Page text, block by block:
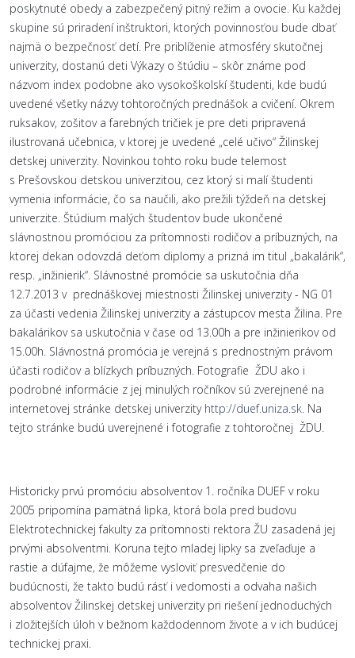
poskytnuté obedy a zabezpečený pitný režim a ovocie. Ku každej
skupine sú priradení inštruktori, ktorých povinnosťou bude dbať
najmä o bezpečnosť detí. Pre priblíženie atmosféry skutočnej
univerzity, dostanú deti Výkazy o štúdiu – skôr známe pod
názvom index podobne ako vysokoškolskí študenti, kde budú
uvedené všetky názvy tohtoročných prednášok a cvičení. Okrem
ruksakov, zošitov a farebných tričiek je pre deti pripravená
ilustrovaná učebnica, v ktorej je uvedené „celé učivo“ Žilinskej
detskej univerzity. Novinkou tohto roku bude telemost
s Prešovskou detskou univerzitou, cez ktorý si malí študenti
vymenia informácie, čo sa naučili, ako prežili týždeň na detskej
univerzite. Štúdium malých študentov bude ukončené
slávnostnou promóciou za prítomnosti rodičov a príbuzných, na
ktorej dekan odovzdá deťom diplomy a prizná im titul „bakalárik“,
resp. „inžinierik“. Slávnostné promócie sa uskutočnia dňa
12.7.2013 v prednáškovej miestnosti Žilinskej univerzity - NG 01
za účasti vedenia Žilinskej univerzity a zástupcov mesta Žilina. Pre
bakalárikov sa uskutočnia v čase od 13.00h a pre inžinierikov od
15.00h. Slávnostná promócia je verejná s prednostným právom
účasti rodičov a blízkych príbuzných. Fotografie ŽDU ako i
podrobné informácie z jej minulých ročníkov sú zverejnené na
internetovej stránke detskej univerzity http://duef.uniza.sk. Na
tejto stránke budú uverejnené i fotografie z tohtoročnej ŽDU.
Historicky prvú promóciu absolventov 1. ročníka DUEF v roku
2005 pripomína pamätná lipka, ktorá bola pred budovu
Elektrotechnickej fakulty za prítomnosti rektora ŽU zasadená jej
prvými absolventmi. Koruna tejto mladej lipky sa zveľaďuje a
rastie a dúfajme, že môžeme vysloviť presvedčenie do
budúcnosti, že takto budú rásť i vedomosti a odvaha našich
absolventov Žilinskej detskej univerzity pri riešení jednoduchých
i zložitejších úloh v bežnom každodennom živote a v ich budúcej
technickej praxi.